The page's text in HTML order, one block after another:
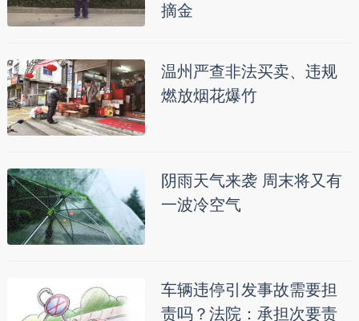
摘金
温州严查非法买卖、违规
燃放烟花爆竹
阴雨天气来袭 周末将又有
一波冷空气
车辆违停引发事故需要担
责吗？法院：承担次要责